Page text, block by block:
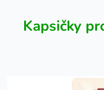
Kapsičky